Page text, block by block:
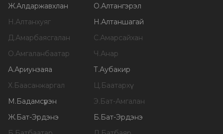
Ж.Алдаржавхлан О.Алтангэрэл
Н.Алтанхуяг Н.Алтаншагай
Д.Амарбаясгалан С.Амарсайхан
О.Амгаланбаатар Ч.Анар
А.Ариунзаяа Т.Аубакир
Х.Баасанжаргал Ц.Баатархүү
М.Бадамсүрэн Э.Бат-Амгалан
Ж.Бат-Эрдэнэ Б.Бат-Эрдэнэ